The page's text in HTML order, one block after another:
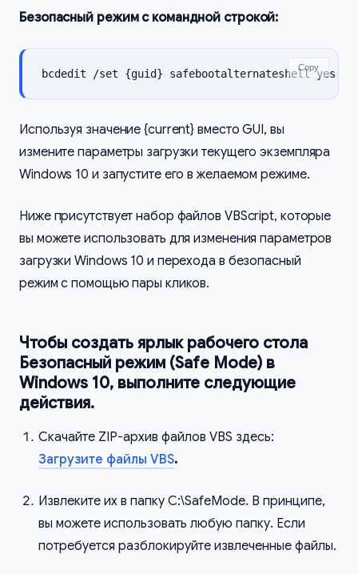
Безопасный режим с командной строкой:
Copy
Используя значение {current} вместо GUI, вы
измените параметры загрузки текущего экземпляра
Windows 10 и запустите его в желаемом режиме.
Ниже присутствует набор файлов VBScript, которые
вы можете использовать для изменения параметров
загрузки Windows 10 и перехода в безопасный
режим с помощью пары кликов.
Чтобы создать ярлык рабочего стола
Безопасный режим (Safe Mode) в
Windows 10, выполните следующие
действия.
Скачайте ZIP-архив файлов VBS здесь:
Загрузите файлы VBS.
Извлеките их в папку С:\SafeMode. В принципе,
вы можете использовать любую папку. Если
потребуется разблокируйте извлеченные файлы.